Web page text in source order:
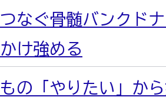
なぐ骨髄バンクド
け強める
の「やりたい」か